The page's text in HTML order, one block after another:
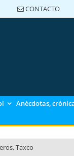
CONTACTO
Anécdotas,
Taxco